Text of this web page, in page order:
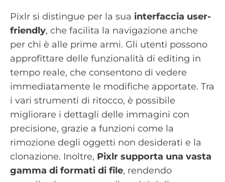
Pixlr si distingue per la sua interfaccia user-
friendly, che facilita la navigazione anche
per chi è alle prime armi. Gli utenti possono
approfittare delle funzionalità di editing in
tempo reale, che consentono di vedere
immediatamente le modifiche apportate. Tra
i vari strumenti di ritocco, è possibile
migliorare i dettagli delle immagini con
precisione, grazie a funzioni come la
rimozione degli oggetti non desiderati e la
clonazione. Inoltre, Pixlr supporta una vasta
gamma di formati di file, rendendo